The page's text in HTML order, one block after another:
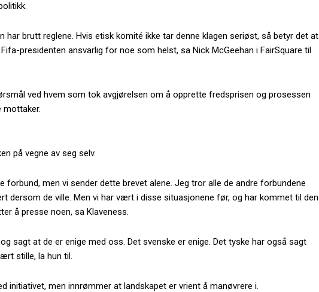
har brutt reglene. Hvis etisk komité ikke tar denne klagen seriøst, så betyr det at
presidenten ansvarlig for noe som helst, sa Nick McGeehan i FairSquare til
ved hvem som tok avgjørelsen om å opprette fredsprisen og prosessen
mottaker.
på vegne av seg selv.
men vi sender dette brevet alene. Jeg tror alle de andre forbundene
dersom de ville. Men vi har vært i disse situasjonene før, og har kommet til den
å presse noen, sa Klaveness.
sagt at de er enige med oss. Det svenske er enige. Det tyske har også sagt
stille, la hun til.
initiativet, men innrømmer at landskapet er vrient å manøvrere i.